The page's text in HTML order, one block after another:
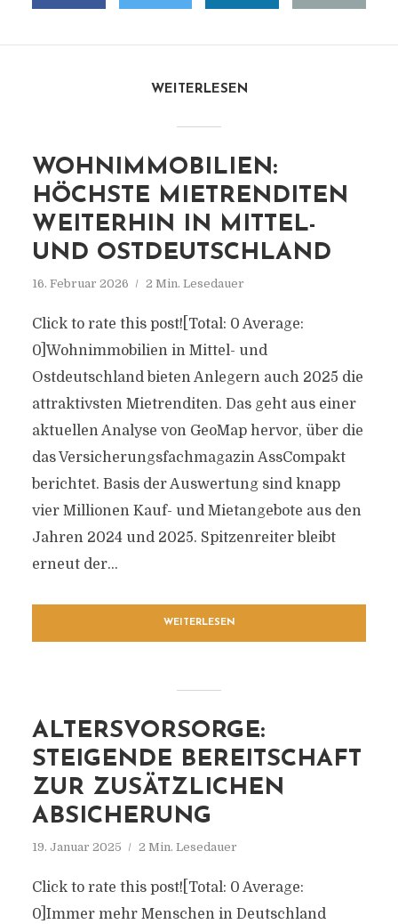
WEITERLESEN
WOHNIMMOBILIEN:
HÖCHSTE MIETRENDITEN
WEITERHIN IN MITTEL-
UND OSTDEUTSCHLAND
16. Februar 2026 2 Min. Lesedauer
Click to rate this post![Total: 0 Average:
0]Wohnimmobilien in Mittel- und
Ostdeutschland bieten Anlegern auch 2025 die
attraktivsten Mietrenditen. Das geht aus einer
aktuellen Analyse von GeoMap hervor, über die
das Versicherungsfachmagazin AssCompakt
berichtet. Basis der Auswertung sind knapp
vier Millionen Kauf- und Mietangebote aus den
Jahren 2024 und 2025. Spitzenreiter bleibt
erneut der...
WEITERLESEN
ALTERSVORSORGE:
STEIGENDE BEREITSCHAFT
ZUR ZUSÄTZLICHEN
ABSICHERUNG
19. Januar 2025 2 Min. Lesedauer
Click to rate this post![Total: 0 Average:
0]Immer mehr Menschen in Deutschland